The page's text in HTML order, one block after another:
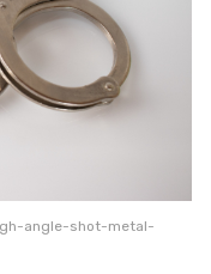
angle-shot-metal-